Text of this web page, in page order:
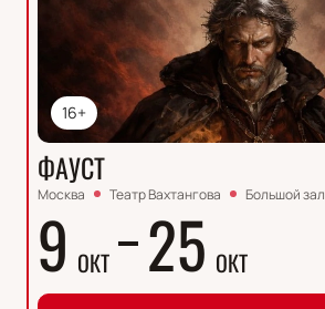
16+
ФАУСТ
Москва Театр Вахтангова Большой зал
9 ОКТ 25 ОКТ